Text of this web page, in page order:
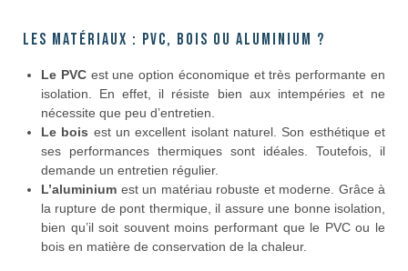
Les matériaux : PVC, bois ou aluminium ?
Le PVCest une option économique et très performante en
isolation. En effet, il résiste bien aux intempéries et ne
nécessite que peu d’entretien.
Le bois est un excellent isolant naturel. Son esthétique et
ses performances thermiques sont idéales. Toutefois, il
demande un entretien régulier.
L’aluminium est un matériau robuste et moderne. Grâce à
la rupture de pont thermique, il assure une bonne isolation,
bien qu’il soit souvent moins performant que le PVC ou le
bois en matière de conservation de la chaleur.